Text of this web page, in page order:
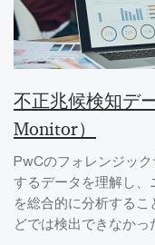
不正兆候検知デ
Monitor）
PwCのフォレンジッ
するデータを理解し、
を総合的に分析する
どでは検出できなかっ